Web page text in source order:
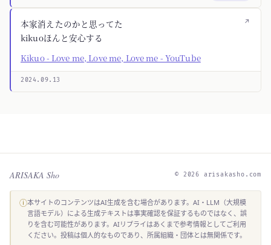
↗
本家消えたのかと思ってた
kikuoほんと安心する
Kikuo - Love me, Love me, Love me - YouTube
2024.09.13
ARISAKA Sho © 2026 arisakasho.com
ⓘ本サイトのコンテンツはAI生成を含む場合があります。AI・LLM（大規模
言語モデル）による生成テキストは事実確認を保証するものではなく、誤
りを含む可能性があります。AIリプライはあくまで参考情報としてご利用
ください。投稿は個人的なものであり、所属組織・団体とは無関係です。